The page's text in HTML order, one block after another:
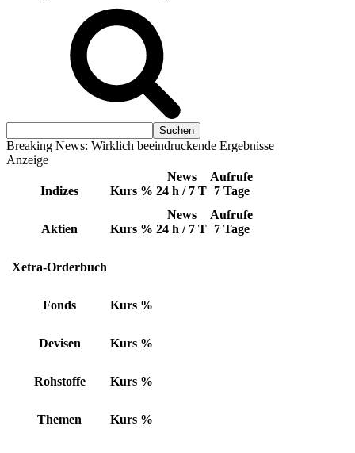
Breaking News: Wirklich beeindruckende Ergebnisse
Anzeige
Indizes Kurs %
News
24 h / 7 T
Aufrufe
7 Tage
Aktien Kurs %
News
24 h / 7 T
Aufrufe
7 Tage
Xetra-Orderbuch
Fonds Kurs %
Devisen Kurs %
Rohstoffe Kurs %
Themen Kurs %